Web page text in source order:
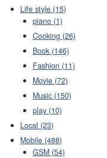
Life style (15)
piano (1)
Cooking (26)
Book (146)
Fashion (11)
Movie (72)
Music (150)
play (10)
Local (23)
Mobile (488)
GSM (54)